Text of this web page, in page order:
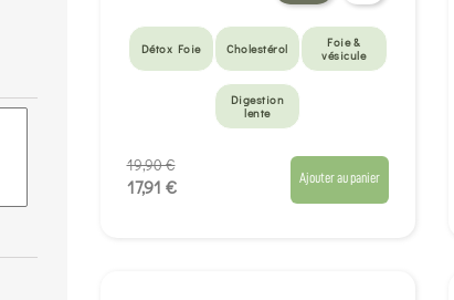
Détox Foie Cholestérol
Foie &
vésicule
Digestion
lente
19,90 €
17,91 € Ajouter au panier